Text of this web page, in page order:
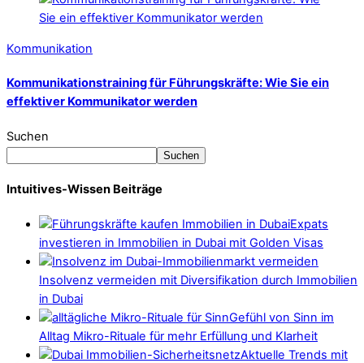
Kommunikation
Kommunikationstraining für Führungskräfte: Wie Sie ein
effektiver Kommunikator werden
Suchen
Suchen
Intuitives-Wissen Beiträge
Expats
investieren in Immobilien in Dubai mit Golden Visas
Insolvenz vermeiden mit Diversifikation durch Immobilien
in Dubai
Gefühl von Sinn im
Alltag Mikro-Rituale für mehr Erfüllung und Klarheit
Aktuelle Trends mit